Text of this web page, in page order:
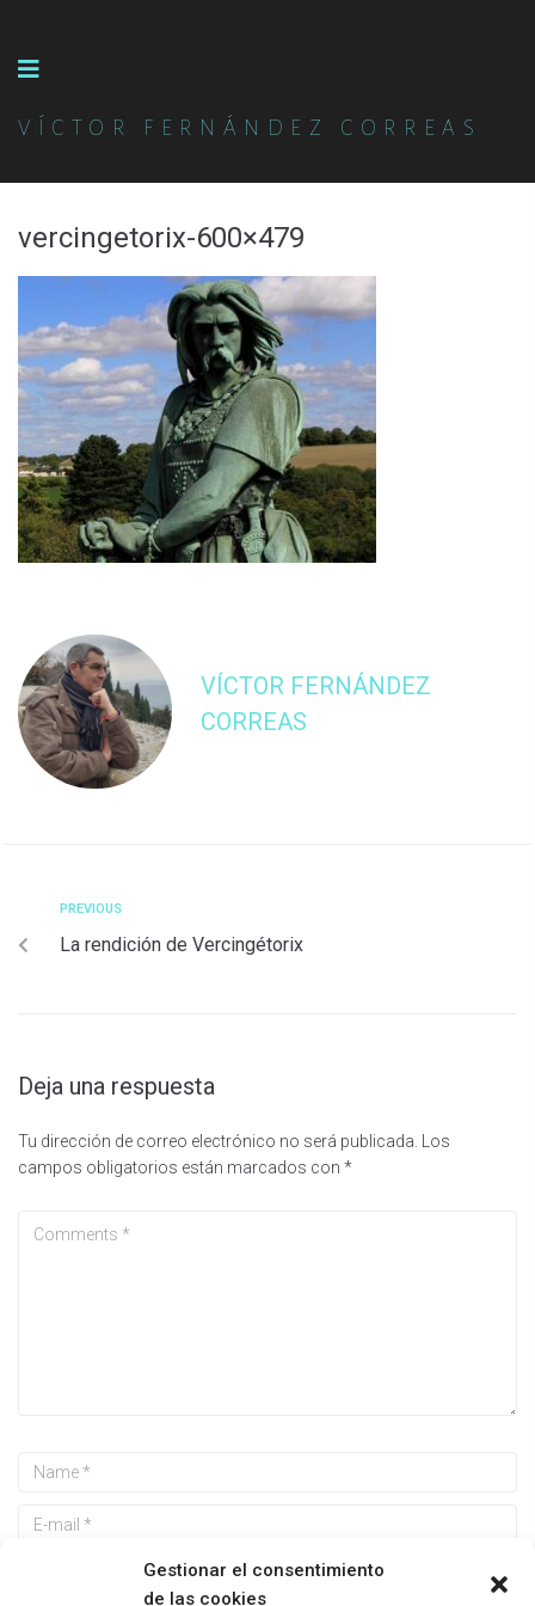
Gestionar el consentimiento
de las cookies
VÍCTOR FERNÁNDEZ CORREAS
vercingetorix-600×479
VÍCTOR FERNÁNDEZ
CORREAS
PREVIOUS
La rendición de Vercingétorix
Deja una respuesta
Tu dirección de correo electrónico no será publicada.
Los
campos obligatorios están marcados con *